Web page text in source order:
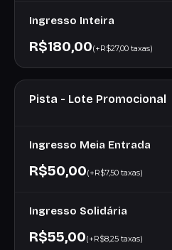
Ingresso Inteira
R$180,00(+R$27,00 taxas)
Pista - Lote Promocional
Ingresso Meia Entrada
R$50,00(+R$7,50 taxas)
Ingresso Solidária
R$55,00(+R$8,25 taxas)